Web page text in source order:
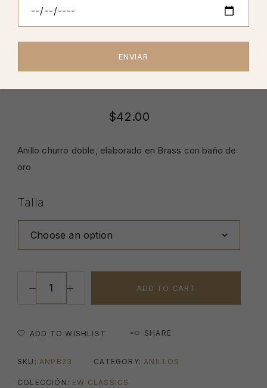
Anillo Churro Doble
$42.00
Anillo churro doble, elaborado en Brass con baño de
oro
Talla
ADD TO CART
ADD TO WISHLIST SHARE
SKU: ANPB23 CATEGORY:ANILLOS
COLECCIÓN: EW CLASSICS